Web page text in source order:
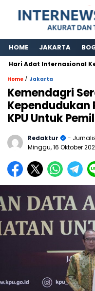
HOME JAKARTA
Internasional Ke 39
Home / Jakarta
Kemendagri
Kependudukan
KPU Untuk
Redaktur
-
Minggu, 16 Oktober